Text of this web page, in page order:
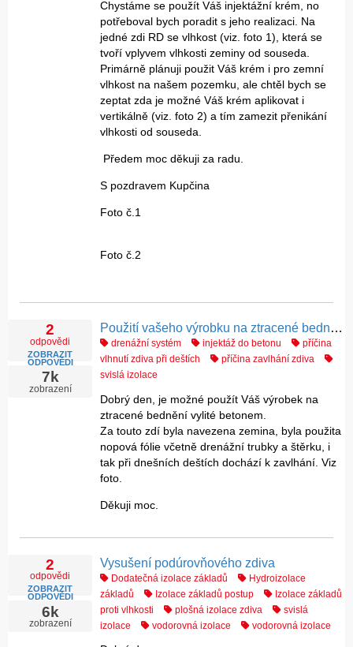
Chystáme se použít Váš injektážní krém, no
potřeboval bych poradit s jeho realizaci. Na
jedné zdi RD se vlhkost (viz. foto 1), která se
tvoří vplyvem vlhkosti zeminy od souseda.
Primárně plánuji použit Váš krém i pro zemní
vlhkost na našem pozemku, ale chtěl bych se
zeptat zda je možné Váš krém aplikovat i
vertikálně (viz. foto 2) a tím zamezit přenikání
vlhkosti od souseda.
Předem moc děkuji za radu.
S pozdravem Kupčina
Foto č.1
Foto č.2
2
odpovědi
ZOBRAZIT
ODPOVĚDI
7k
zobrazení
Použití vašeho výrobku na ztracené bednění vylité betonem.
drenážní systém injektáž do betonu
příčina
vlhnutí zdiva při deštích
příčina zavlhání zdiva
svislá izolace
Dobrý den, je možné použít Váš výrobek na
ztracené bednění vylité betonem.
Za touto zdí byla navezena zemina, byla použita
nopová fólie včetně drenážní trubky a štěrku, i
tak při dnešních deštích dochází k zavlhání. Viz
foto.
Děkuji moc.
2
odpovědi
ZOBRAZIT
ODPOVĚDI
6k
zobrazení
Vysušení podúrovňového zdiva
Dodatečná izolace základů
Hydroizolace
základů
Izolace základů postup
Izolace základů
proti vlhkosti
plošná izolace zdiva
svislá
izolace
vodorovná izolace vodorovná izolace